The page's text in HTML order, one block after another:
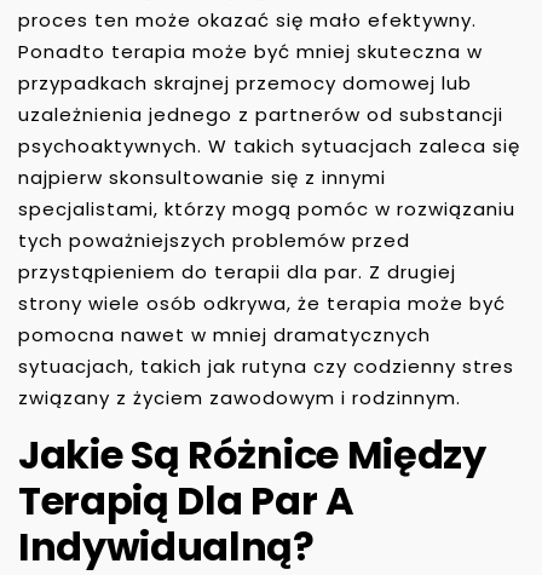
proces ten może okazać się mało efektywny.
Ponadto terapia może być mniej skuteczna w
przypadkach skrajnej przemocy domowej lub
uzależnienia jednego z partnerów od substancji
psychoaktywnych. W takich sytuacjach zaleca się
najpierw skonsultowanie się z innymi
specjalistami, którzy mogą pomóc w rozwiązaniu
tych poważniejszych problemów przed
przystąpieniem do terapii dla par. Z drugiej
strony wiele osób odkrywa, że terapia może być
pomocna nawet w mniej dramatycznych
sytuacjach, takich jak rutyna czy codzienny stres
związany z życiem zawodowym i rodzinnym.
Jakie Są Różnice Między
Terapią Dla Par A
Indywidualną?